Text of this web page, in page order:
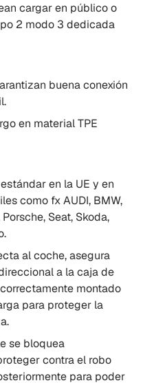
cargar en público o
2 modo 3 dedicada
buena conexión
en material TPE
en la UE y en
como fx AUDI, BMW,
Seat, Skoda,
al coche, asegura
a la caja de
montado
para proteger la
se bloquea
contra el robo
para poder